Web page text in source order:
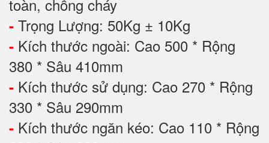
toàn, chống cháy
- Trọng Lượng: 50Kg ± 10Kg
- Kích thước ngoài: Cao 500 * Rộng
380 * Sâu 410mm
- Kích thước sử dụng: Cao 270 * Rộng
330 * Sâu 290mm
- Kích thước ngăn kéo: Cao 110 * Rộng